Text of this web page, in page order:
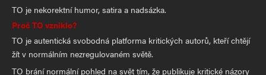
TO je nekorektní humor, satira a nadsázka.
Proč TO vzniklo?
TO je autentická svobodná platforma kritických autorů, kteří chtějí
žít v normálním nezregulovaném světě.
TO brání normální pohled na svět tím, že publikuje kritické názory